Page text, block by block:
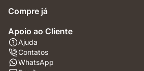
Compre já
Apoio ao Cliente
Ajuda
Contatos
WhatsApp